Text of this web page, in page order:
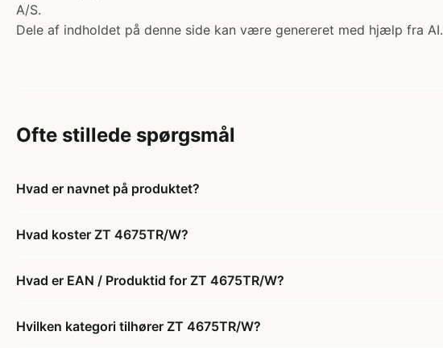
A/S.
Dele af indholdet på denne side kan være genereret med hjælp fra AI.
Ofte stillede spørgsmål
Hvad er navnet på produktet?
Hvad koster ZT 4675TR/W?
Hvad er EAN / Produktid for ZT 4675TR/W?
Hvilken kategori tilhører ZT 4675TR/W?